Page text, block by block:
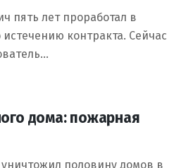
пять лет проработал в
контракта. Сейчас
дома: пожарная
половину домов в